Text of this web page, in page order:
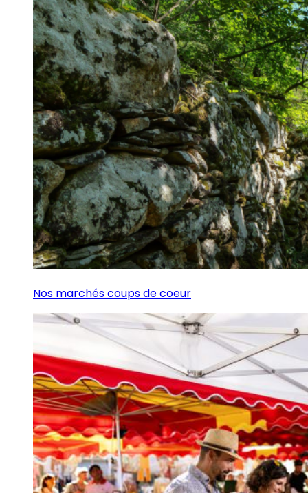
Nos marchés coups de coeur